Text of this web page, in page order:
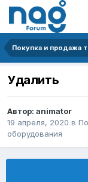
Удалить
Автор: animator
19 апреля, 2020 в
оборудования